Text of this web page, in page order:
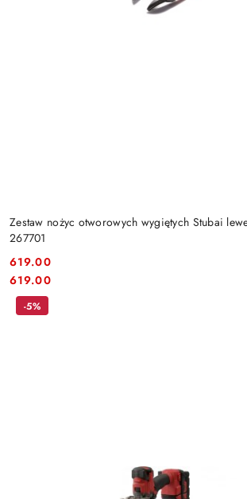
Zestaw nożyc otworowych wygiętych Stubai
267701
Cena:
619.00
Cena:
619.00
-5%